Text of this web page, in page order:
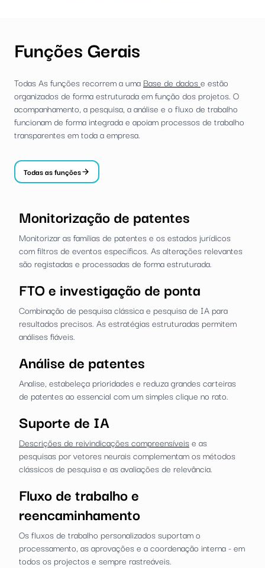
Funções Gerais
Todas As funções recorrem a uma Base de dadose estão
organizados de forma estruturada em função dos projetos. O
acompanhamento, a pesquisa, a análise e o fluxo de trabalho
funcionam de forma integrada e apoiam processos de trabalho
transparentes em toda a empresa.
Todas as funções
Monitorização de patentes
Monitorizar as famílias de patentes e os estados jurídicos
com filtros de eventos específicos. As alterações relevantes
são registadas e processadas de forma estruturada.
FTO e investigação de ponta
Combinação de pesquisa clássica e pesquisa de IA para
resultados precisos. As estratégias estruturadas permitem
análises fiáveis.
Análise de patentes
Analise, estabeleça prioridades e reduza grandes carteiras
de patentes ao essencial com um simples clique no rato.
Suporte de IA
Descrições de reivindicações compreensíveise as
pesquisas por vetores neurais complementam os métodos
clássicos de pesquisa e as avaliações de relevância.
Fluxo de trabalho e
reencaminhamento
Os fluxos de trabalho personalizados suportam o
processamento, as aprovações e a coordenação interna - em
todos os projectos e sempre rastreáveis.